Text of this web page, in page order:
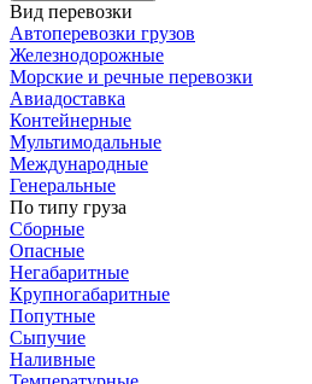
Вид перевозки
Автоперевозки грузов
Железнодорожные
Морские и речные перевозки
Авиадоставка
Контейнерные
Мультимодальные
Международные
Генеральные
По типу груза
Сборные
Опасные
Негабаритные
Крупногабаритные
Попутные
Сыпучие
Наливные